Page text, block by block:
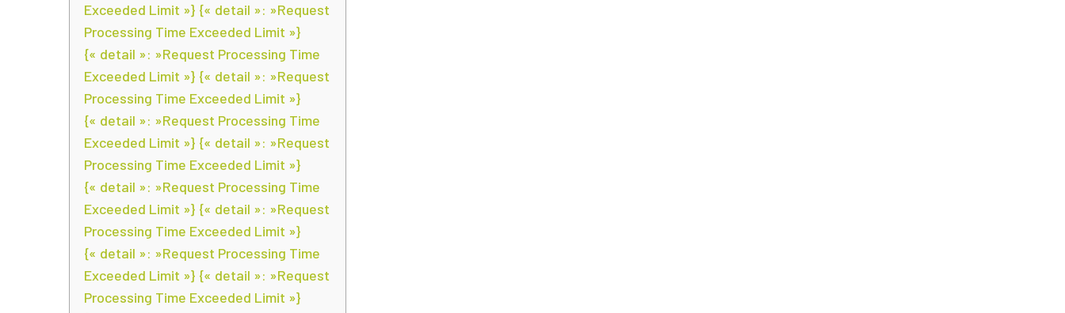
Exceeded Limit »} {« detail »: »Request
Processing Time Exceeded Limit »}
{« detail »: »Request Processing Time
Exceeded Limit »} {« detail »: »Request
Processing Time Exceeded Limit »}
{« detail »: »Request Processing Time
Exceeded Limit »} {« detail »: »Request
Processing Time Exceeded Limit »}
{« detail »: »Request Processing Time
Exceeded Limit »} {« detail »: »Request
Processing Time Exceeded Limit »}
{« detail »: »Request Processing Time
Exceeded Limit »} {« detail »: »Request
Processing Time Exceeded Limit »}